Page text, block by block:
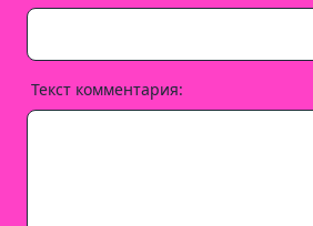
Текст комментария: